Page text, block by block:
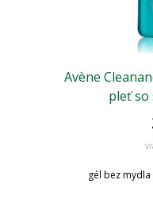
Avène
pleť so
gél bez